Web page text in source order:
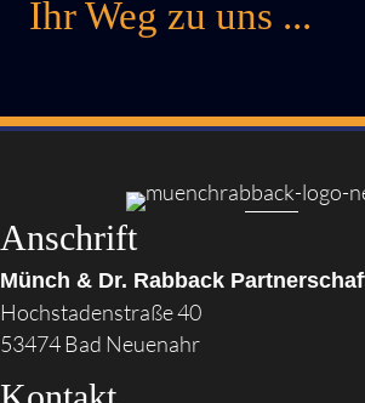
Ihr Weg zu uns ...
Anschrift
Münch & Dr. Rabback
Hochstadenstraße 40
53474 Bad Neuenahr